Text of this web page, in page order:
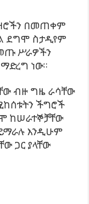
በመጠቀም
ደግሞ ስታዲየም
ሥራዎችን
ነው።
ብዙ ግዜ ራሳቸው
ችግሮች
ከሠራተኞቻቸው
እንዲሁም
ጋር ያላቸው